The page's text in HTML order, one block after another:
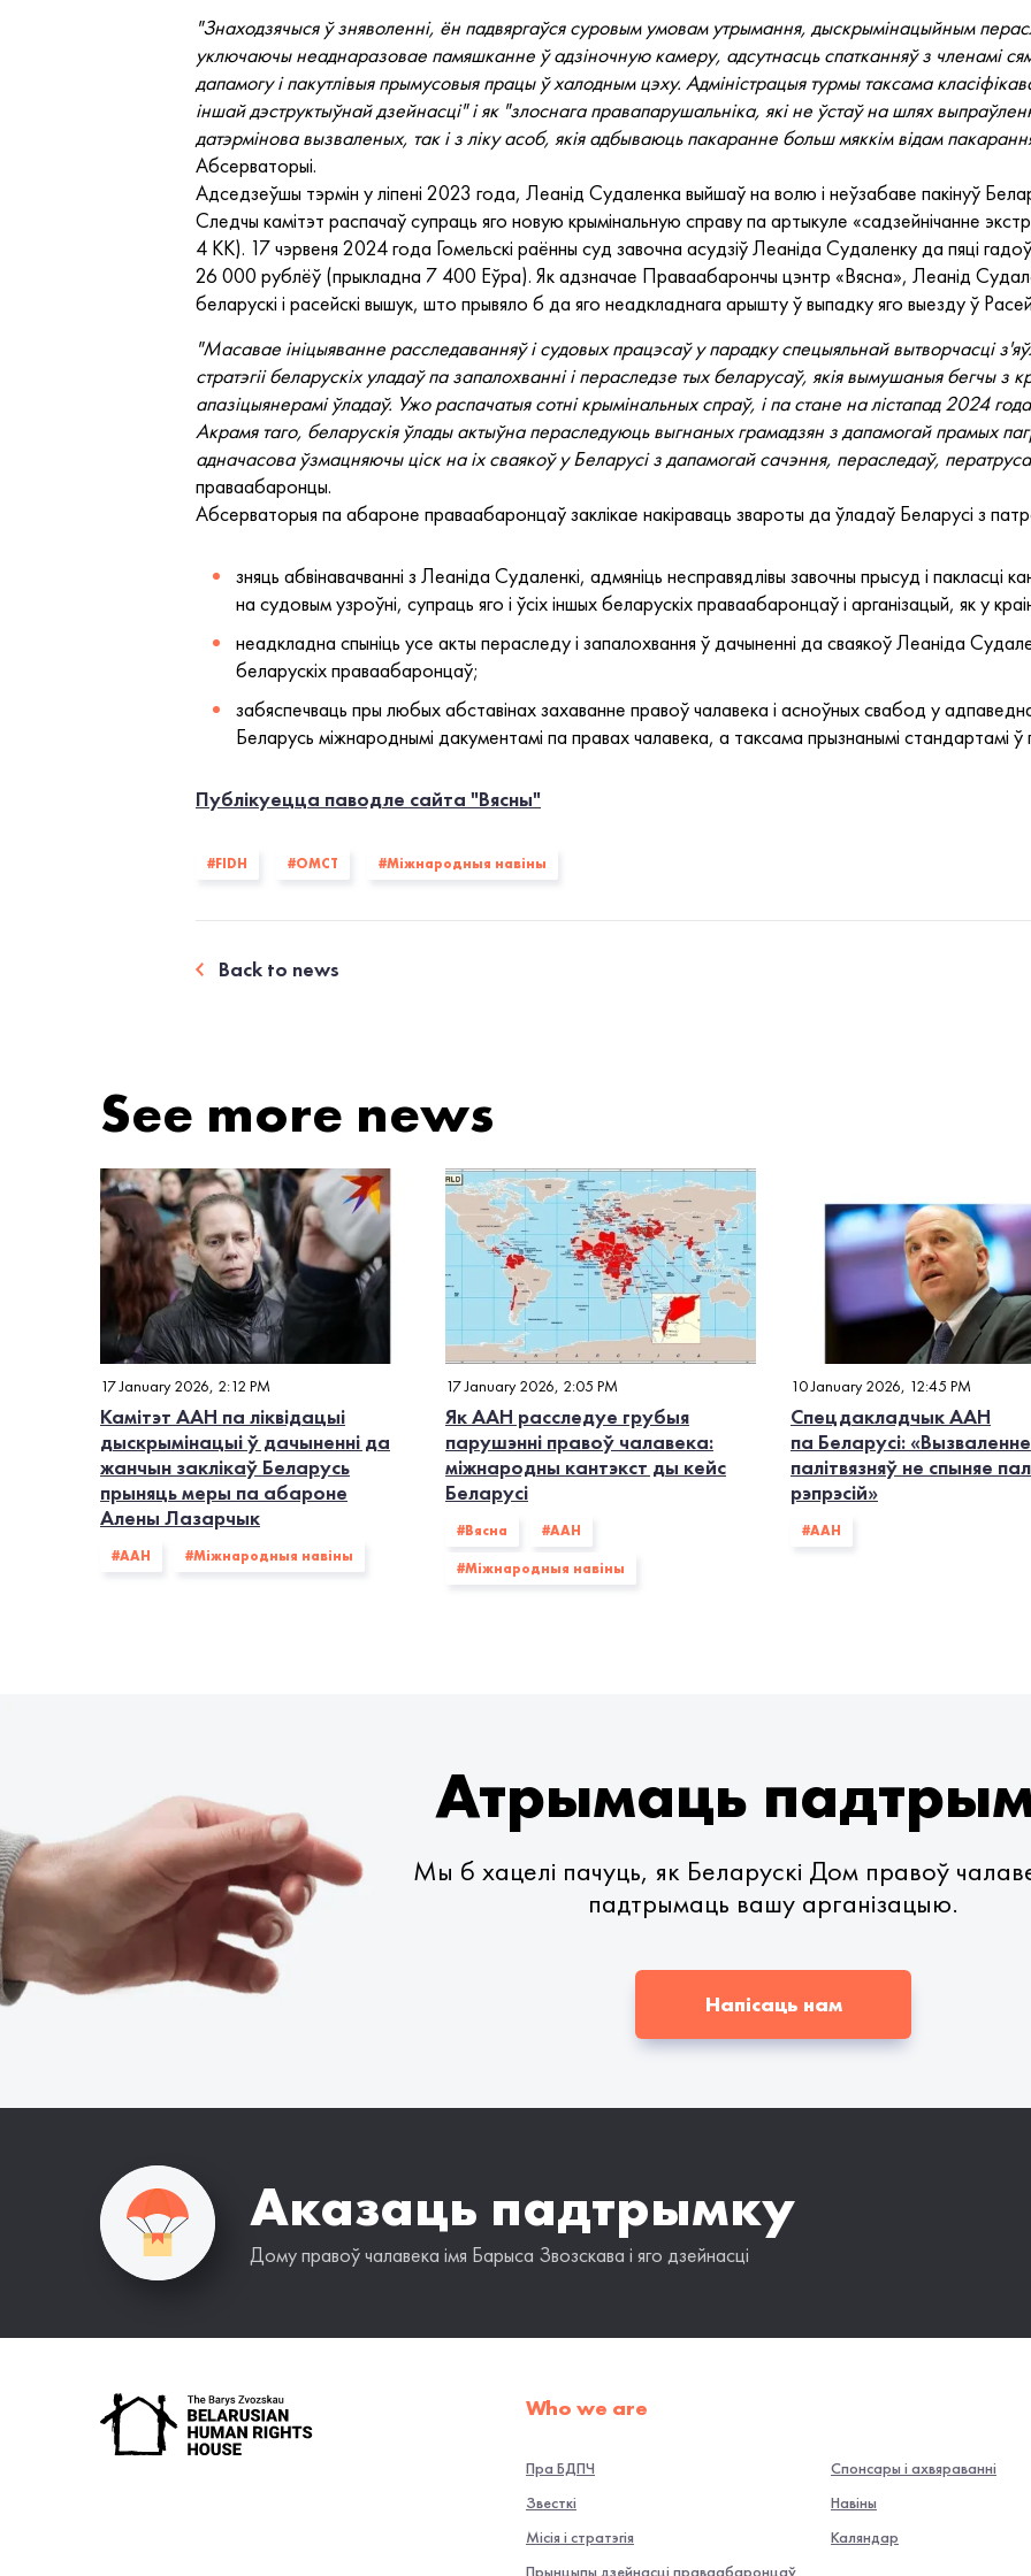
"Знаходзячыся ў зняволенні, ён падвяргаўся суровым умовам утрымання, дыскрымінацыйным
уключаючы неаднаразовае памяшканне ў адзіночную камеру, адсутнасць спатканняў з членамі
дапамогу і пакутлівыя прымусовыя працы ў халодным цэху. Адміністрацыя турмы таксама
іншай дэструктыўнай дзейнасці" і як "злоснага правапарушальніка, які не ўстаў на шлях
датэрмінова вызваленых, так і з ліку асоб, якія адбываюць пакаранне больш мяккім відам
Абсерваторыі.
Адседзеўшы тэрмін у ліпені 2023 года, Леанід Судаленка выйшаў на волю і неўзабаве пакінуў
Следчы камітэт распачаў супраць яго новую крымінальную справу па артыкуле «садзейнічанне
4 КК). 17 чэрвеня 2024 года Гомельскі раённы суд завочна асудзіў Леаніда Судаленку да пяці
26 000 рублёў (прыкладна 7 400 Еўра). Як адзначае Праваабарончы цэнтр «Вясна», Леанід
беларускі і расейскі вышук, што прывяло б да яго неадкладнага арышту ў выпадку яго выезду ў
"Масавае ініцыяванне расследаванняў і судовых працэсаў у парадку спецыяльнай вытворчасці
стратэгіі беларускіх уладаў па запалохванні і пераследзе тых беларусаў, якія вымушаныя бегчы з
апазіцыянерамі ўладаў. Ужо распачатыя сотні крымінальных спраў, і па стане на лістапад 2024
Акрамя таго, беларускія ўлады актыўна пераследуюць выгнаных грамадзян з дапамогай прамых
адначасова ўзмацняючы ціск на іх сваякоў у Беларусі з дапамогай сачэння, пераследаў,
праваабаронцы.
Абсерваторыя па абароне праваабаронцаў заклікае накіраваць звароты да ўладаў Беларусі з
зняць абвінавачванні з Леаніда Судаленкі, адмяніць несправядлівы завочны прысуд і пакласці
на судовым узроўні, супраць яго і ўсіх іншых беларускіх праваабаронцаў і арганізацый, як у
неадкладна спыніць усе акты пераследу і запалохвання ў дачыненні да сваякоў Леаніда
беларускіх праваабаронцаў;
забяспечваць пры любых абставінах захаванне правоў чалавека і асноўных свабод у
Беларусь міжнароднымі дакументамі па правах чалавека, а таксама прызнанымі стандартамі ў
Публікуецца паводле сайта "Вясны"
#FIDH #OMCT #Міжнародныя навіны
Back to news
See more news
17 January 2026, 2:12 PM
Камітэт ААН па ліквідацыі
дыскрымінацыі ў дачыненні да
жанчын заклікаў Беларусь
прыняць меры па абароне
Алены Лазарчык
#ААН #Міжнародныя навіны
17 January 2026, 2:05 PM
Як ААН расследуе грубыя
парушэнні правоў чалавека:
міжнародны кантэкст ды кейс
Беларусі
#Вясна #ААН
#Міжнародныя навіны
10 January 2026, 12:45 PM
Спецдакладчык ААН
па Беларусі: «Вызваленне
палітвязняў не спыняе
рэпрэсій»
#ААН
Атрымаць
Мы б хацелі пачуць, як Беларускі Дом правоў
падтрымаць вашу арганізацыю.
Напісаць нам
Аказаць падтрымку
Дому правоў чалавека імя Барыса Звозскава і яго дзейнасці
Who we are
Пра БДПЧ
Звесткі
Місія і стратэгія
Прынцыпы дзейнасці праваабаронцаў
Спонсары і ахвяраванні
Навiны
Каляндар